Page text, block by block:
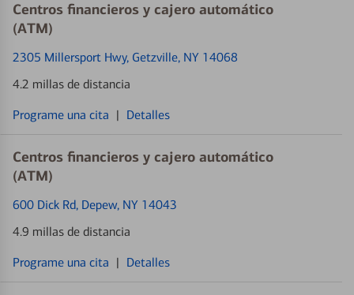
Centros financieros y cajero automático
(ATM)
2305 Millersport Hwy, Getzville, NY 14068
4.2 millas de distancia
Programe una cita | Detalles
Centros financieros y cajero automático
(ATM)
600 Dick Rd, Depew, NY 14043
4.9 millas de distancia
Programe una cita | Detalles